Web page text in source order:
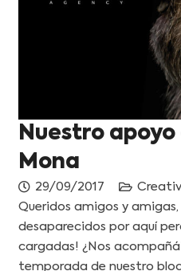
Nuestro
Mona
29/09/2017
Queridos amigos y
desaparecidos por aquí
cargadas! ¿Nos
temporada de nuestro